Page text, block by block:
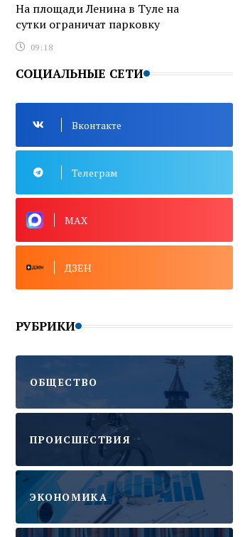
На площади Ленина в Туле на
сутки ограничат парковку
09:18
СОЦИАЛЬНЫЕ СЕТИ
Вконтакте
Телеграм
MAX
ДЗЕН
РУБРИКИ
ОБЩЕСТВО
ПРОИСШЕСТВИЯ
ЭКОНОМИКА